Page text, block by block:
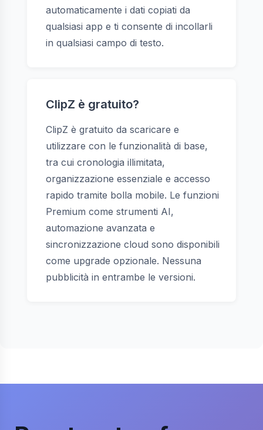
automaticamente i dati copiati da
qualsiasi app e ti consente di incollarli
in qualsiasi campo di testo.
ClipZ è gratuito?
ClipZ è gratuito da scaricare e
utilizzare con le funzionalità di base,
tra cui cronologia illimitata,
organizzazione essenziale e accesso
rapido tramite bolla mobile. Le funzioni
Premium come strumenti AI,
automazione avanzata e
sincronizzazione cloud sono disponibili
come upgrade opzionale. Nessuna
pubblicità in entrambe le versioni.